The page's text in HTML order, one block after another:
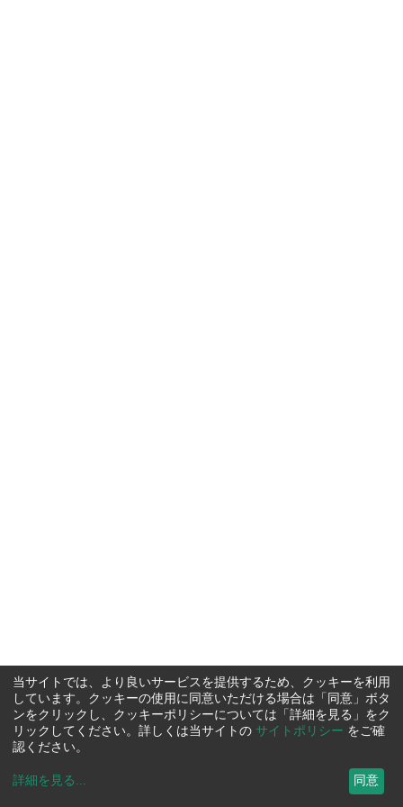
当サイトでは、より良いサービスを提供するため、クッキーを利用
しています。クッキーの使用に同意いただける場合は「同意」ボタ
ンをクリックし、クッキーポリシーについては「詳細を見る」をク
リックしてください。詳しくは当サイトの サイトポリシー をご確
認ください。
詳細を見る ... 同意